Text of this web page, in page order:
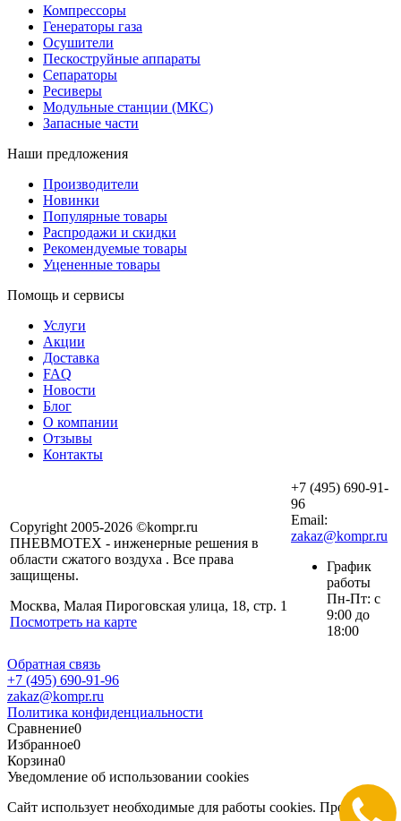
Компрессоры
Генераторы газа
Осушители
Пескоструйные аппараты
Сепараторы
Ресиверы
Модульные станции (МКС)
Запасные части
Наши предложения
Производители
Новинки
Популярные товары
Распродажи и скидки
Рекомендуемые товары
Уцененные товары
Помощь и сервисы
Услуги
Акции
Доставка
FAQ
Новости
Блог
О компании
Отзывы
Контакты
Copyright 2005-2026 ©kompr.ru
ПНЕВМОТЕХ - инженерные решения в
области сжатого воздуха . Все права
защищены.
Москва, Малая Пироговская улица, 18, стр. 1
Посмотреть на карте
+7 (495) 690-91-
96
Email:
zakaz@kompr.ru
График
работы
Пн-Пт: с
9:00 до
18:00
Обратная связь
+7 (495) 690-91-96
zakaz@kompr.ru
Политика конфиденциальности
Сравнение0
Избранное0
Корзина0
Уведомление об использовании cookies
Сайт использует необходимые для работы cookies. Продолжая